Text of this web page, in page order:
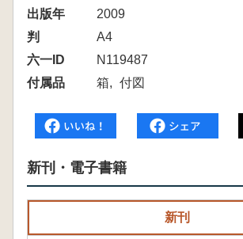
出版年
2009
判
A4
六一ID
N119487
付属品
箱 付図
新刊・電子書籍
新刊